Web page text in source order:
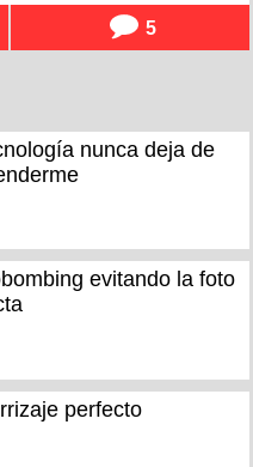
5
nunca deja de
evitando la foto
perfecto